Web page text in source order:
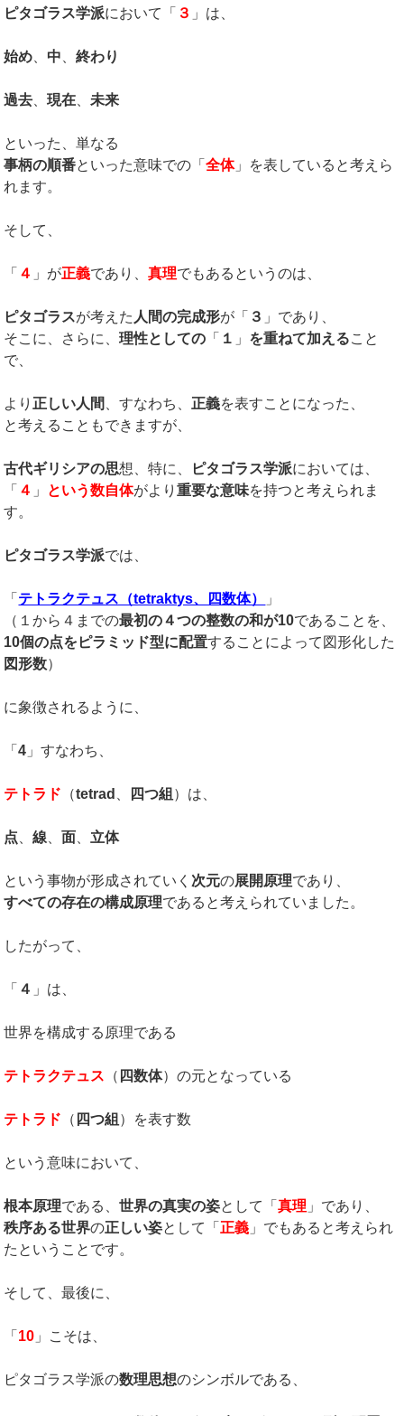
ピタゴラス学派において「 ３ 」は、
始め 中 、終わり
過去 、現在 、未来
といった、単なる
事柄の順番といった意味での「全体」を表していると考えら
れます。
そして、
「 ４ 」が正義であり、真理でもあるというのは、
ピタゴラスが考えた 人間の完成形が「 ３ 」であり、
そこに、さらに、理性としての 「 １ 」 を重ねて加えること
で、
より 正しい人間 、すなわち、 正義を表すことになった、
と考えることもできますが、
古代ギリシアの思想、特に、 ピタゴラス学派においては、
「 ４ 」 という数自体がより重要な意味を持つと考えられま
す。
ピタゴラス学派では、
「 テトラクテュス（tetraktys、四数体）
」
（１から４までの最初の４つの整数の和が10であることを、
10個の点をピラミッド型に配置することによって図形化した
図形数）
に象徴されるように、
「4 」すなわち、
テトラド （tetrad 四つ組 ）は、
点 、線 、面 立体
という事物が形成されていく 次元の展開原理であり、
すべての存在の構成原理であると考えられていました。
したがって、
「 ４ 」は、
世界を構成する原理である
テトラクテュス （ 四数体）の元となっている
テトラド （ 四つ組 ）を表す数
という意味において、
根本原理である、世界の真実の姿として「真理 」であり、
秩序ある世界の正しい姿として「 正義 」でもあると考えられ
たということです。
そして、最後に、
「 10 」こそは、
ピタゴラス学派の数理思想のシンボルである、